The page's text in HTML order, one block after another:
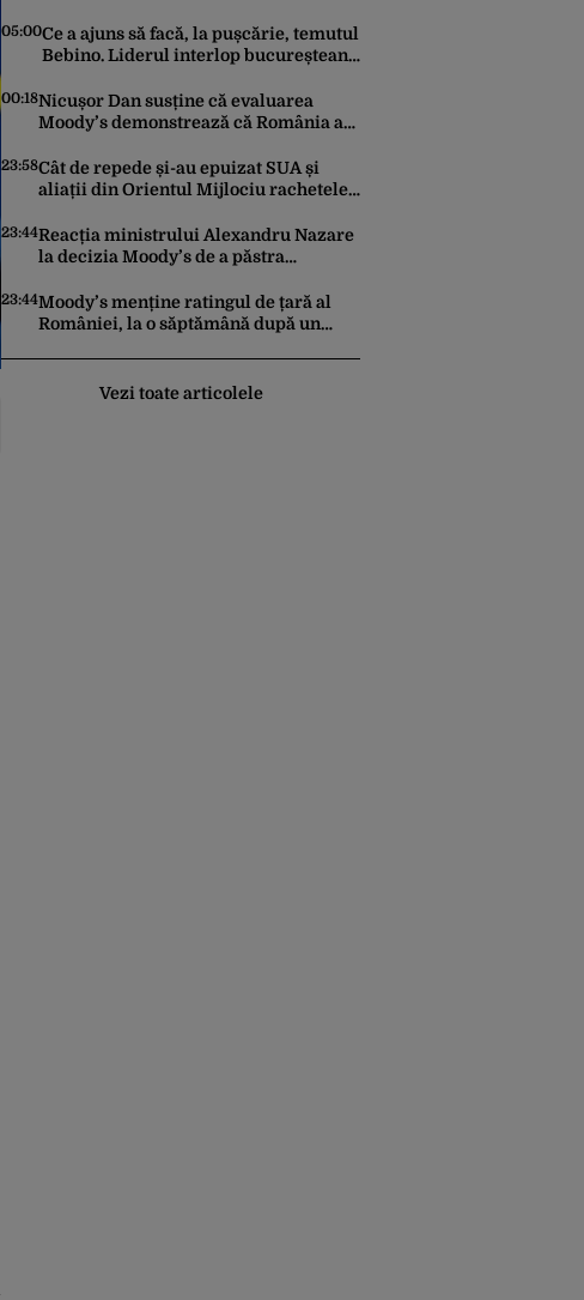
05:00Ce a ajuns să facă, la pușcărie, temutul
Bebino. Liderul interlop bucureștean,
00:18Nicușor Dan susține că evaluarea
Moody’s demonstrează că România a
încrederea investitorilor: „Totuși,
perspectiva rămâne rezervată”
23:58Cât de repede și-au epuizat SUA și
aliații din Orientul Mijlociu rachetele
23:44Reacția ministrului Alexandru Nazare
la decizia Moody’s de a păstra
„Este un răgaz, dar în niciun caz un
motiv de relaxare”
23:44Moody’s menține ratingul de țară al
României, la o săptămână după un
principala vulnerabilitate din raport
Vezi toate articolele